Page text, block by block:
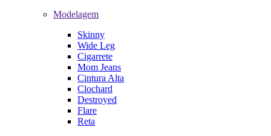
Modelagem
Skinny
Wide Leg
Cigarrete
Mom Jeans
Cintura Alta
Clochard
Destroyed
Flare
Reta